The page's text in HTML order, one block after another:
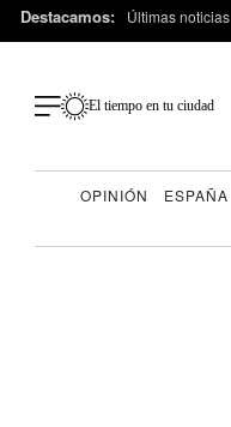
Destacamos: Últimas noticias
El tiempo en tu ciudad
OPINIÓN ESPAÑA